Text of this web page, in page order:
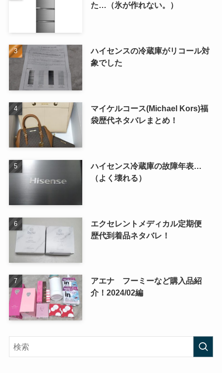
た…（氷が作れない。）
ハイセンスの冷蔵庫がリコール対
象でした
マイケルコース(Michael Kors)福
袋歴代ネタバレまとめ！
ハイセンス冷蔵庫の故障年表…
（よく壊れる）
エクセレントメディカル定期便
歴代到着品ネタバレ！
アエナ フーミーなど購入品紹
介！2024/02編